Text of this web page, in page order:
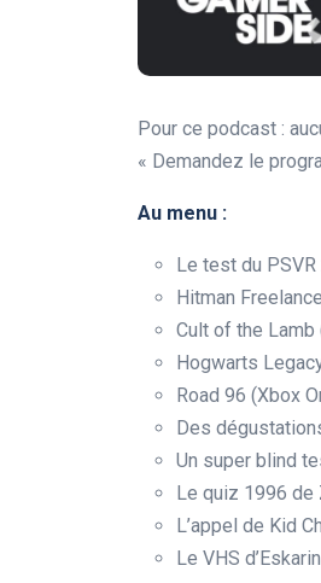
Pour ce podcast :
« Demandez le
Au menu :
Le test du
Hitman
Cult of the Lamb
Hogwarts
Road 96 (Xbox
Des
Un super blind
Le quiz 1996 de
L’appel de Kid
Le VHS